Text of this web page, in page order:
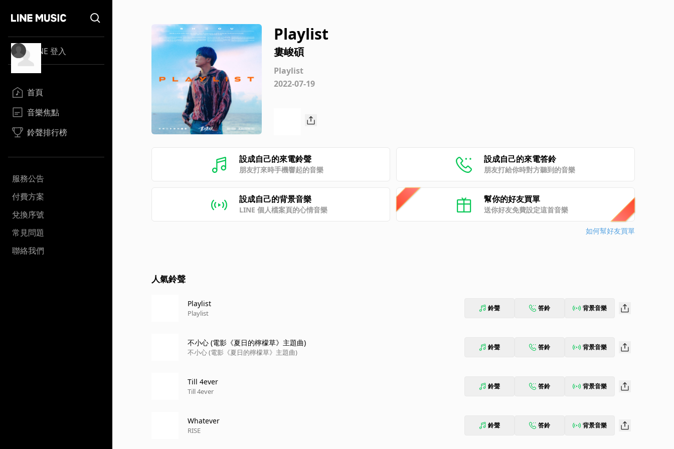
LINE 登入
首頁
音樂焦點
鈴聲排行榜
服務公告
付費方案
兌換序號
常見問題
聯絡我們
Playlist
婁峻碩
Playlist
2022-07-19
設成自己的來電鈴聲
朋友打來時手機響起的音樂
設成自己的來電答鈴
朋友打給你時對方聽到的音樂
設成自己的背景音樂
LINE 個人檔案頁的心情音樂
幫你的好友買單
送你好友免費設定這首音樂
如何幫好友買單
人氣鈴聲
Playlist
Playlist
鈴聲 答鈴 背景音樂
不小心 (電影《夏日的檸檬草》主題曲)
不小心 (電影《夏日的檸檬草》主題曲)
鈴聲 答鈴 背景音樂
Till 4ever
Till 4ever
鈴聲 答鈴 背景音樂
Whatever
RISE
鈴聲 答鈴 背景音樂